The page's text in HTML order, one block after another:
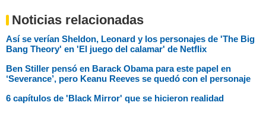
Noticias relacionadas
Así se verían Sheldon, Leonard y los personajes de 'The Big
Bang Theory' en 'El juego del calamar' de Netflix
Ben Stiller pensó en Barack Obama para este papel en
‘Severance’, pero Keanu Reeves se quedó con el personaje
6 capítulos de 'Black Mirror' que se hicieron realidad